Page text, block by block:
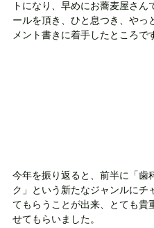
トになり、早めにお蕎麦屋さん
ールを頂き、ひと息つき、やっ
メント書きに着手したところで
今年を振り返ると、前半に「歯
ク」という新たなジャンルにチ
てもらうことが出来、とても貴
せてもらいました。